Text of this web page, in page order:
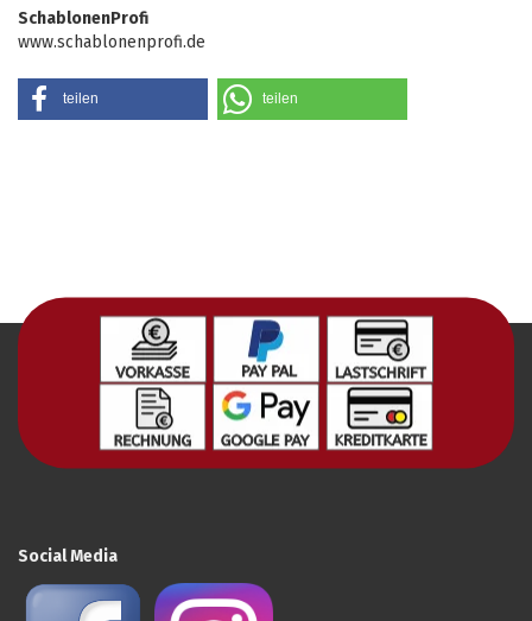
SchablonenProfi
www.schablonenprofi.de
teilen teilen
Social Media